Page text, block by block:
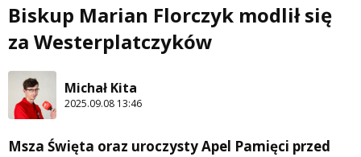
Biskup Marian Florczyk modlił się
za Westerplatczyków
Michał Kita
2025.09.08 13:46
Msza Święta oraz uroczysty Apel Pamięci przed